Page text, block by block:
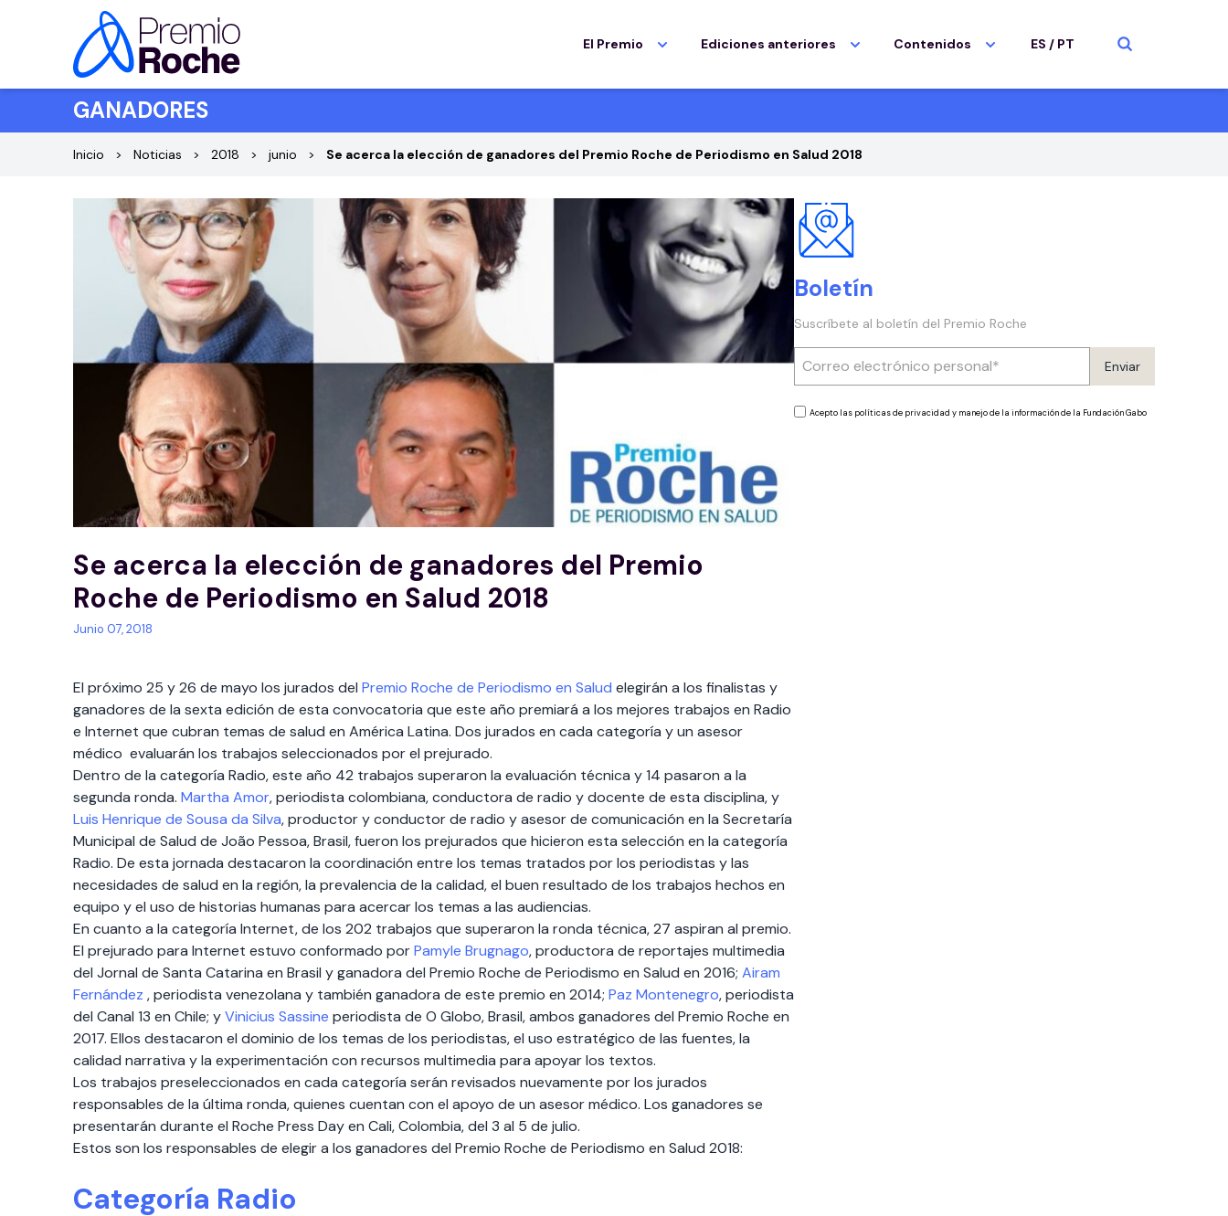
Saltar al contenido
El Premio Ediciones anteriores Contenidos ES / PT
GANADORES
Inicio Noticias 2018 junio Se acerca la elección de ganadores del Premio Roche de Periodismo en Salud 2018
Se acerca la elección de ganadores del Premio
Roche de Periodismo en Salud 2018
Junio 07, 2018
El próximo 25 y 26 de mayo los jurados del Premio Roche de Periodismo en Salud elegirán a los finalistas y
ganadores de la sexta edición de esta convocatoria que este año premiará a los mejores trabajos en Radio
e Internet que cubran temas de salud en América Latina. Dos jurados en cada categoría y un asesor
médico evaluarán los trabajos seleccionados por el prejurado.
Dentro de la categoría Radio, este año 42 trabajos superaron la evaluación técnica y 14 pasaron a la
segunda ronda. Martha Amor, periodista colombiana, conductora de radio y docente de esta disciplina, y
Luis Henrique de Sousa da Silva, productor y conductor de radio y asesor de comunicación en la Secretaría
Municipal de Salud de João Pessoa, Brasil, fueron los prejurados que hicieron esta selección en la categoría
Radio. De esta jornada destacaron la coordinación entre los temas tratados por los periodistas y las
necesidades de salud en la región, la prevalencia de la calidad, el buen resultado de los trabajos hechos en
equipo y el uso de historias humanas para acercar los temas a las audiencias.
En cuanto a la categoría Internet, de los 202 trabajos que superaron la ronda técnica, 27 aspiran al premio.
El prejurado para Internet estuvo conformado porPamyle Brugnago, productora de reportajes multimedia
del Jornal de Santa Catarina en Brasil y ganadora del Premio Roche de Periodismo en Salud en 2016; Airam
Fernández , periodista venezolana y también ganadora de este premio en 2014; Paz Montenegro, periodista
del Canal 13 en Chile; yVinicius Sassine periodista de O Globo, Brasil, ambos ganadores del Premio Roche en
2017. Ellos destacaron el dominio de los temas de los periodistas, el uso estratégico de las fuentes, la
calidad narrativa y la experimentación con recursos multimedia para apoyar los textos.
Los trabajos preseleccionados en cada categoría serán revisados nuevamente por los jurados
responsables de la última ronda, quienes cuentan con el apoyo de un asesor médico. Los ganadores se
presentarán durante el Roche Press Day en Cali, Colombia, del 3 al 5 de julio.
Estos son los responsables de elegir a los ganadores del Premio Roche de Periodismo en Salud 2018:
Categoría Radio
Boletín
Suscríbete al boletín del Premio Roche
Enviar
Acepto las políticas de privacidad y manejo de la información de la Fundación Gabo